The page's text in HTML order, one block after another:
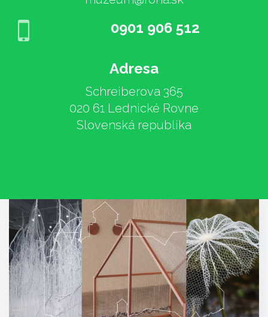
0901 906 512
Adresa
Schreiberova 365
020 61 Lednické Rovne
Slovenská republika